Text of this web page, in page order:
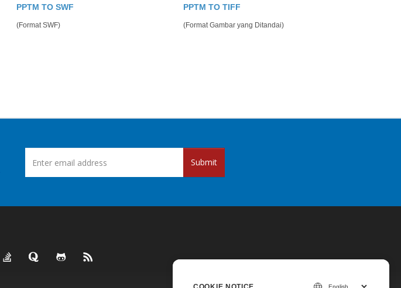
PPTM TO SWF
(Format SWF)
PPTM TO TIFF
(Format Gambar yang Ditandai)
Submit